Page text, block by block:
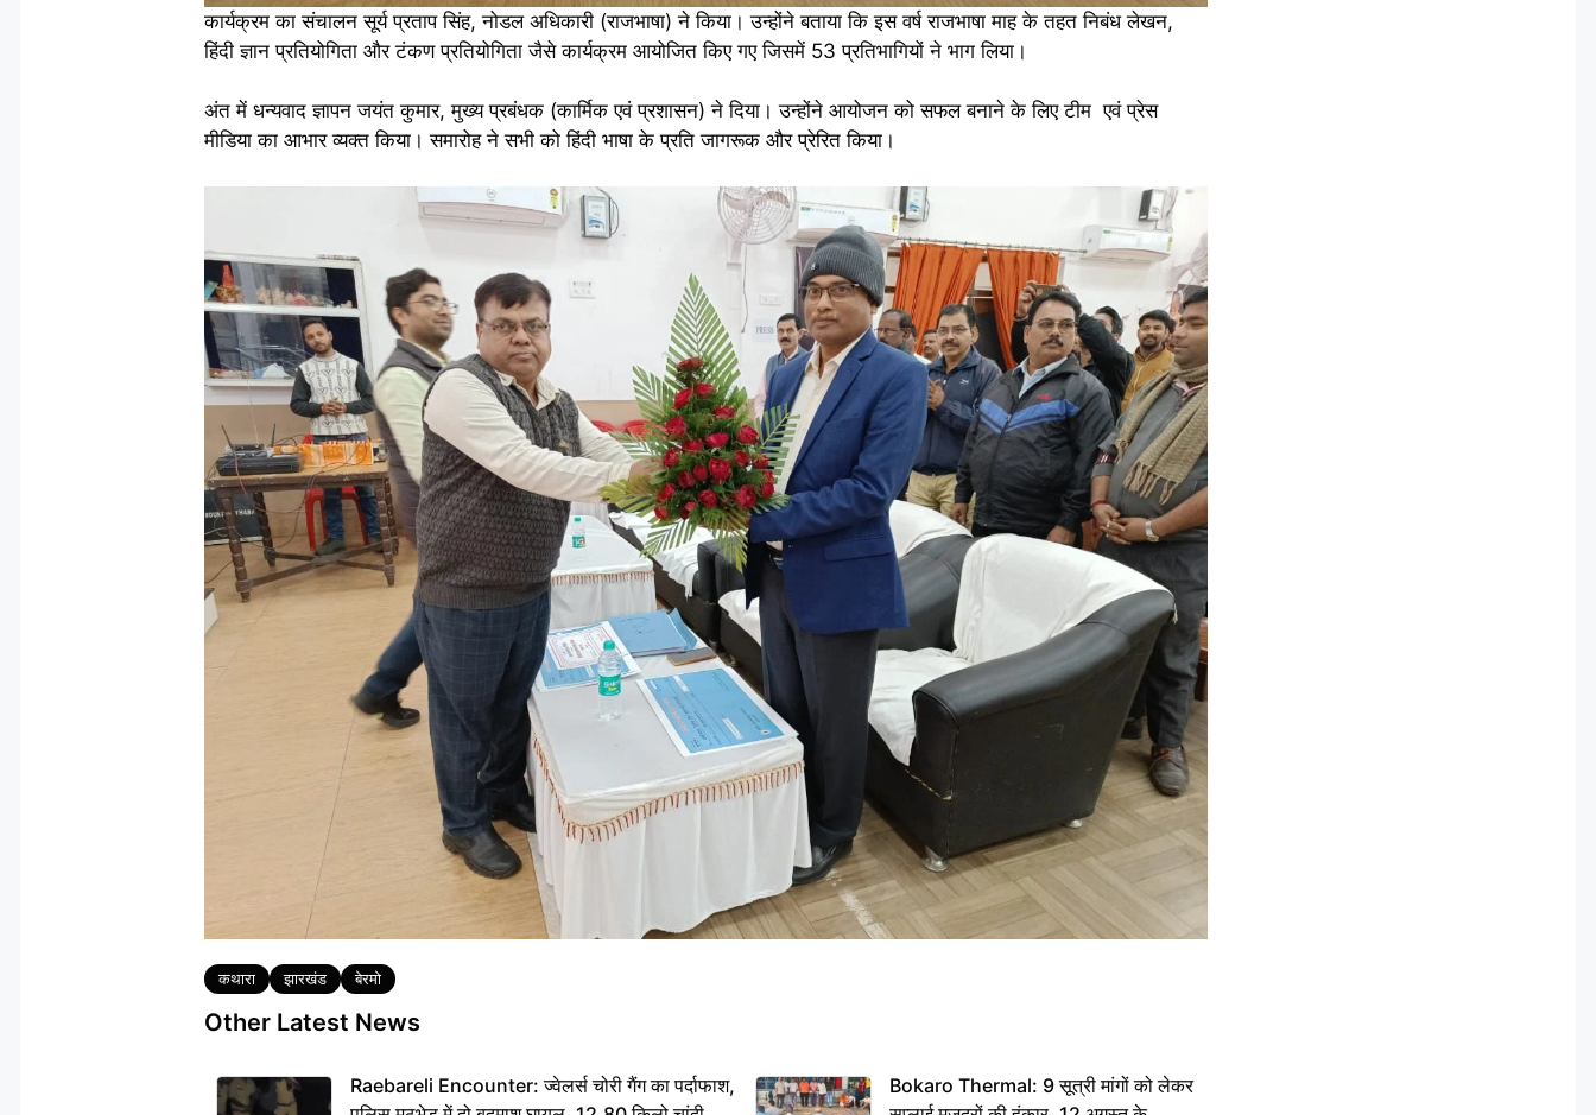
कार्यक्रम का संचालन सूर्य प्रताप सिंह, नोडल अधिकारी (राजभाषा) ने किया। उन्होंने बताया कि इस वर्ष राजभाषा माह के तहत निबंध लेखन,
हिंदी ज्ञान प्रतियोगिता और टंकण प्रतियोगिता जैसे कार्यक्रम आयोजित किए गए जिसमें 53 प्रतिभागियों ने भाग लिया।
अंत में धन्यवाद ज्ञापन जयंत कुमार, मुख्य प्रबंधक (कार्मिक एवं प्रशासन) ने दिया। उन्होंने आयोजन को सफल बनाने के लिए टीम एवं प्रेस
मीडिया का आभार व्यक्त किया। समारोह ने सभी को हिंदी भाषा के प्रति जागरूक और प्रेरित किया।
Tags
कथारा झारखंड बेरमो
Other Latest News
Raebareli Encounter: ज्वेलर्स चोरी गैंग का पर्दाफाश,
Bokaro Thermal: 9 सूत्री मांगों को लेकर